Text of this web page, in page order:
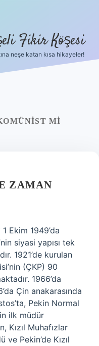
Fikir Köşesi
neşe katan kısa hikayeler!
MI
ZAMAN
Ekim 1949’da
siyasi yapısı tek
1921’de kurulan
(ÇKP) 90
1966’da
Çin anakarasında
Pekin Normal
ilk müdür
Kızıl Muhafızlar
Pekin’de Kızıl